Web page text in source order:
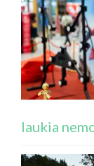
laukia